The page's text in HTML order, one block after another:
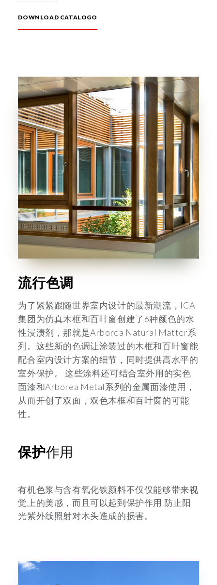
DOWNLOAD CATALOGO
流行色调
为了紧紧跟随世界室内设计的最新潮流，ICA
集团为仿真木框和百叶窗创建了6种颜色的水
性浸渍剂，那就是Arborea Natural Matter系
列。这些新的色调让涂装过的木框和百叶窗能
配合室内设计方案的细节，同时提供高水平的
室外保护。 这些涂料还可结合室外用的实色
面漆和Arborea Metal系列的金属面漆使用，
从而开创了双面，双色木框和百叶窗的可能
性。
保护作用
有机色浆与含有氧化铁颜料不仅仅能够带来视
觉上的美感，而且可以起到保护作用 防止阳
光紫外线照射对木头造成的损害。